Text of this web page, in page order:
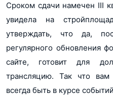
Сроком сдачи намечен III
увидела на
утверждать, что да,
регулярного обновления
сайте, готовит для
трансляцию. Так что вам
всегда быть в курсе